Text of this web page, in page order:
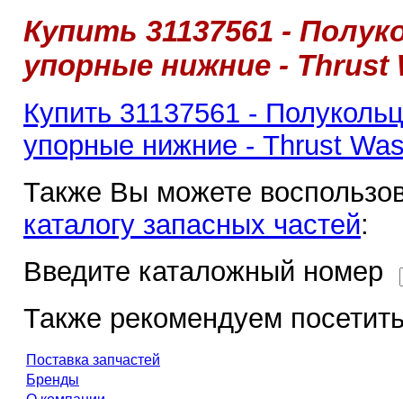
Купить 31137561 -
упорные нижние - Thrust
Купить 31137561 -
упорные нижние - Thrust
Также Вы можете
каталогу запасных частей:
Введите каталожный номер
Также рекомендуем
Поставка запчастей
Бренды